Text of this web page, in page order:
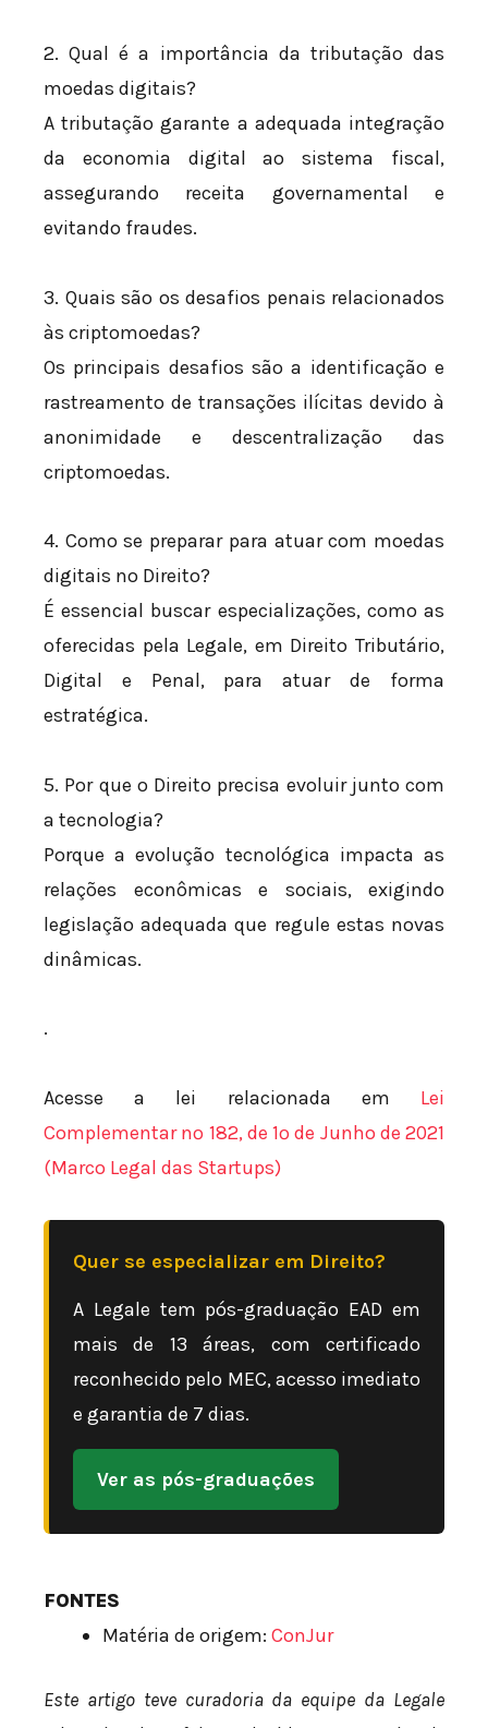
2. Qual é a importância da tributação das
moedas digitais?
A tributação garante a adequada integração
da economia digital ao sistema fiscal,
assegurando receita governamental e
evitando fraudes.
3. Quais são os desafios penais relacionados
às criptomoedas?
Os principais desafios são a identificação e
rastreamento de transações ilícitas devido à
anonimidade e descentralização das
criptomoedas.
4. Como se preparar para atuar com moedas
digitais no Direito?
É essencial buscar especializações, como as
oferecidas pela Legale, em Direito Tributário,
Digital e Penal, para atuar de forma
estratégica.
5. Por que o Direito precisa evoluir junto com
a tecnologia?
Porque a evolução tecnológica impacta as
relações econômicas e sociais, exigindo
legislação adequada que regule estas novas
dinâmicas.
.
Acesse a lei relacionada em Lei
Complementar nº 182, de 1º de Junho de 2021
(Marco Legal das Startups)
Quer se especializar em Direito?
A Legale tem pós-graduação EAD em
mais de 13 áreas, com certificado
reconhecido pelo MEC, acesso imediato
e garantia de 7 dias.
Ver as pós-graduações
FONTES
Matéria de origem: ConJur
Este artigo teve curadoria da equipe da Legale